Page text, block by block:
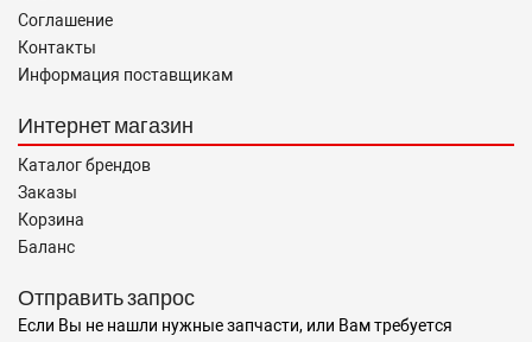
Соглашение
Контакты
Информация поставщикам
Интернет магазин
Каталог брендов
Заказы
Корзина
Баланс
Отправить запрос
Если Вы не нашли нужные запчасти, или Вам требуется